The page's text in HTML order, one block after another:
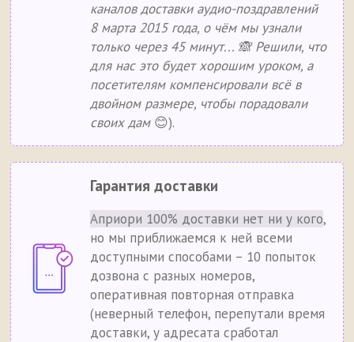
каналов доставки аудио-поздравлений
8 марта 2015 года, о чём мы узнали
только через 45 минут... 🙈 Решили, что
для нас это будет хорошим уроком, а
посетителям компенсировали всё в
двойном размере, чтобы порадовали
своих дам😊).
Гарантия доставки
Априори 100% доставки нет ни у кого,
но мы приближаемся к ней всеми
доступными способами – 10 попыток
дозвона с разных номеров,
оперативная повторная отправка
(неверный телефон, перепутали время
доставки, у адресата сработал